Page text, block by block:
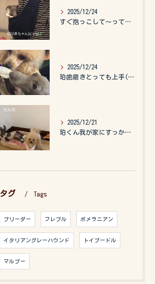
2025/12/24
すぐ抱っこして〜って言うので、抱っこ紐に入れてゆらゆら☺️
2025/12/24
珀歯磨きとっても上手(о´∀`о)
2025/12/21
珀くん我が家にすっかりなれて、キッズのお世話もしてくれて、今...
タグ Tags
ブリーダー フレブル ポメラニアン
イタリアングレーハウンド トイプードル
マルプー